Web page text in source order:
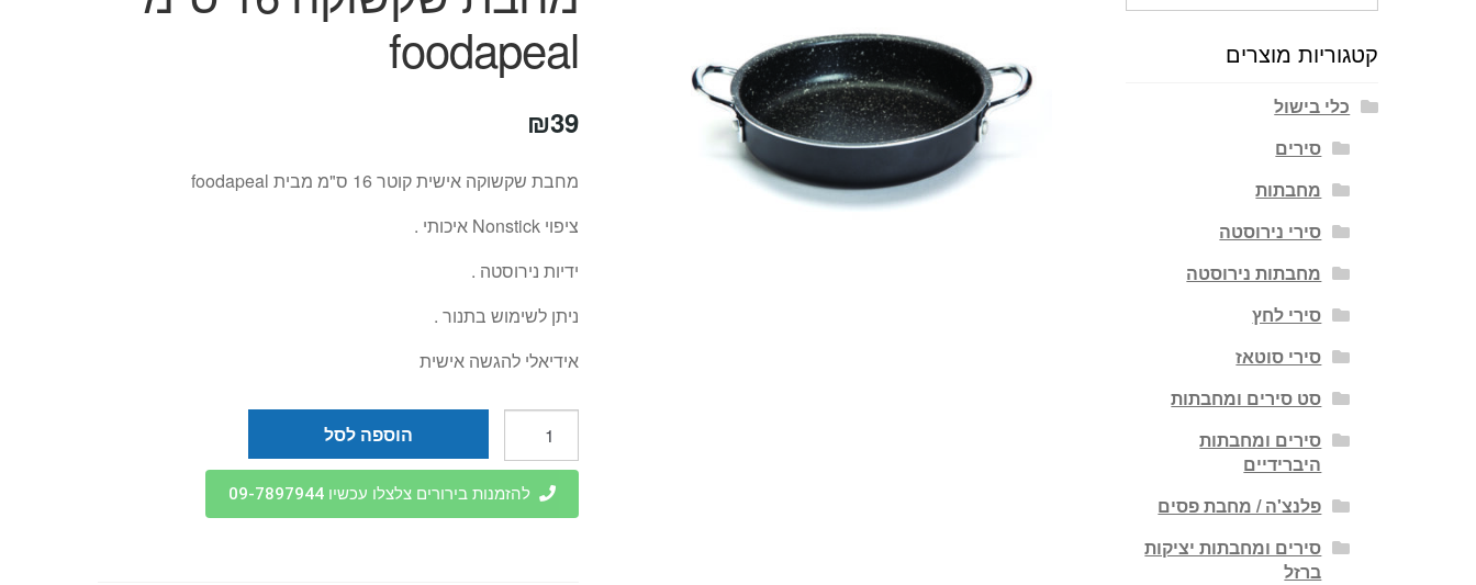
foodapeal
₪39
מחבת שקשוקה אישית קוטר 16 ס"מ מבית foodapeal
ציפוי Nonstick איכותי .
ידיות נירוסטה .
ניתן לשימוש בתנור .
אידיאלי להגשה אישית
מחבת
שקשוקה
הוספה לסל
להזמנות בירורים צלצלו עכשיו 09-7897944
קטגוריות מוצרים
כלי בישול
סירים
מחבתות
סירי נירוסטה
מחבתות נירוסטה
סירי לחץ
סירי סוטאז
סט סירים ומחבתות
סירים ומחבתות
היברידיים
פלנצ'ה / מחבת פסים
סירים ומחבתות יציקות
ברזל